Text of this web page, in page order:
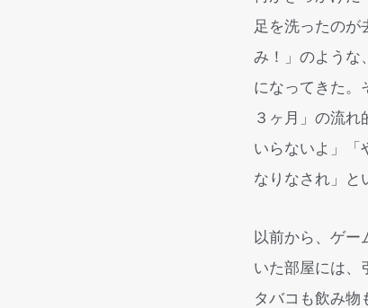
足を洗ったのが
み！」のような
になってきた。
３ヶ月」の流
いらないよ」「
なりなされ」と
以前から、ゲー
いた部屋には、
タバコも飲み物